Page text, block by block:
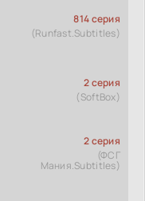
814 серия
(Runfast.Subtitles)
2 серия
(SoftBox)
2 серия
(ФСГ
Мания.Subtitles)